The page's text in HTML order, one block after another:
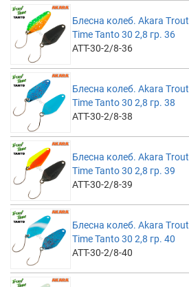
Блесна колеб. Akara Trout
Time Tanto 30 2,8 гр. 36
ATT-30-2/8-36
Блесна колеб. Akara Trout
Time Tanto 30 2,8 гр. 38
ATT-30-2/8-38
Блесна колеб. Akara Trout
Time Tanto 30 2,8 гр. 39
ATT-30-2/8-39
Блесна колеб. Akara Trout
Time Tanto 30 2,8 гр. 40
ATT-30-2/8-40